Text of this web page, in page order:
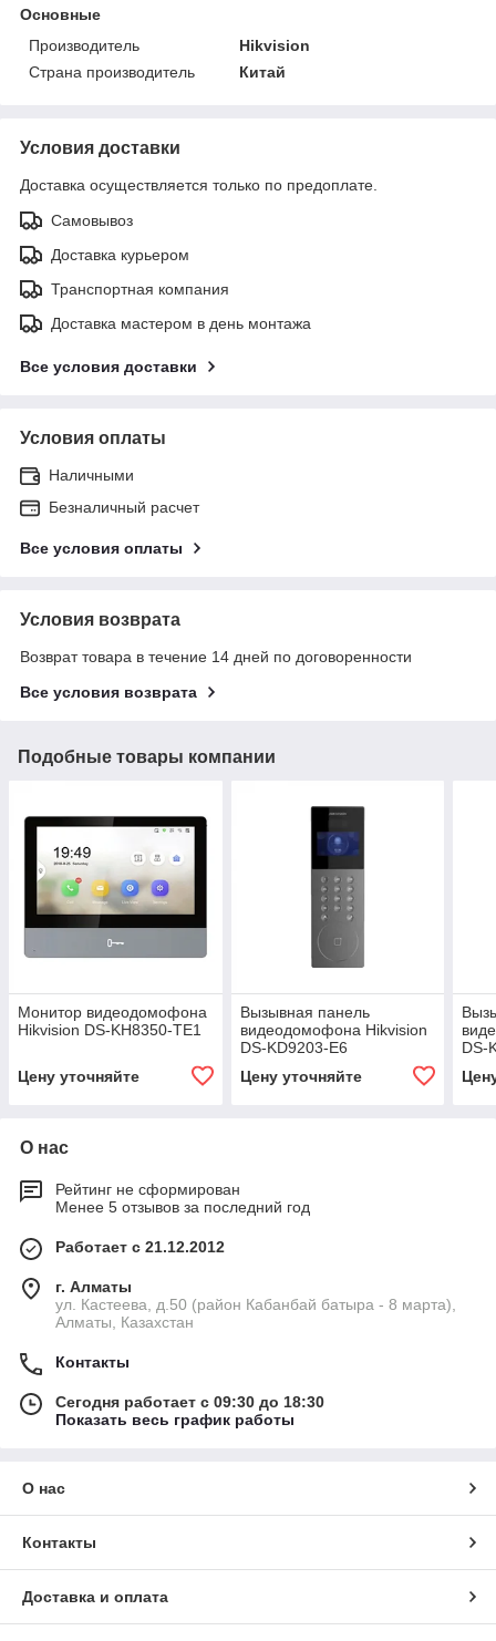
Основные
Производитель
Hikvision
Страна производитель
Китай
Условия доставки
Доставка осуществляется только по предоплате.
Самовывоз
Доставка курьером
Транспортная компания
Доставка мастером в день монтажа
Все условия доставки
Условия оплаты
Наличными
Безналичный расчет
Все условия оплаты
Условия возврата
Возврат товара в течение 14 дней по договоренности
Все условия возврата
Подобные товары компании
Монитор видеодомофона
Hikvision DS-KH8350-TE1
Цену уточняйте
Вызывная панель
видеодомофона Hikvision
DS-KD9203-E6
Цену уточняйте
DS-
О нас
Рейтинг не сформирован
Менее 5 отзывов за последний год
Работает с 21.12.2012
г. Алматы
ул. Кастеева, д.50 (район Кабанбай батыра - 8 марта),
Алматы, Казахстан
Контакты
Сегодня работает с 09:30 до 18:30
Показать весь график работы
О нас
Контакты
Доставка и оплата